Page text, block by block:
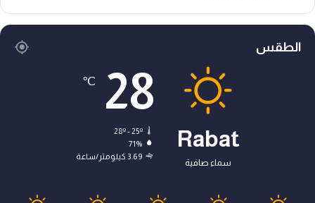
الطقس
Rabat
سماء صافية
28
℃
28º - 25º
71%
3.69 كيلومتر/ساعة